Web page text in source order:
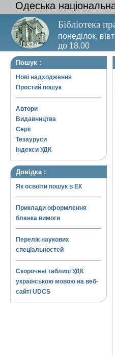
Одеська
Бібліотека
понеділок,
до 18.00
Вихідний день
Пошук :
Нові надходження
Простий пошук
Автори
Видавництва
Серії
Тезауруси
Індекси УДК
Довідка :
Як освоїти пошук в ЕК
Приклади оформлення
бланка вимоги
Перелік наукових
спеціальностей
Скорочені таблиці УДК
українською мовою на веб-
сайті UDCS